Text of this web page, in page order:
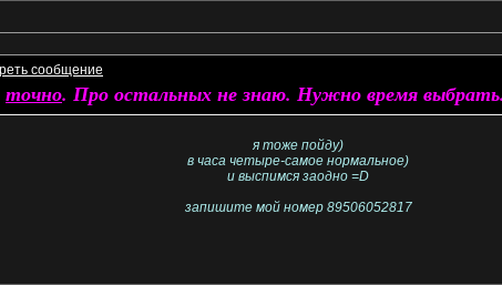
точно. Про остальных не знаю. Нужно время
я тоже пойду)
в часа четыре-самое нормальное)
и выспимся заодно =D
запишите мой номер 89506052817